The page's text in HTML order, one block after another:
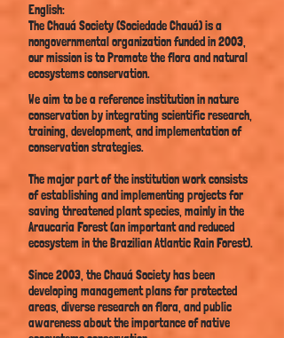
English:
The Chauá Society (Sociedade Chauá) is a
nongovernmental organization funded in 2003,
our mission is to Promote the flora and natural
ecosystems conservation.
We aim to be a reference institution in nature
conservation by integrating scientific research,
training, development, and implementation of
conservation strategies.
The major part of the institution work consists
of establishing and implementing projects for
saving threatened plant species, mainly in the
Araucaria Forest (an important and reduced
ecosystem in the Brazilian Atlantic Rain Forest).
Since 2003, the Chauá Society has been
developing management plans for protected
areas, diverse research on flora, and public
awareness about the importance of native